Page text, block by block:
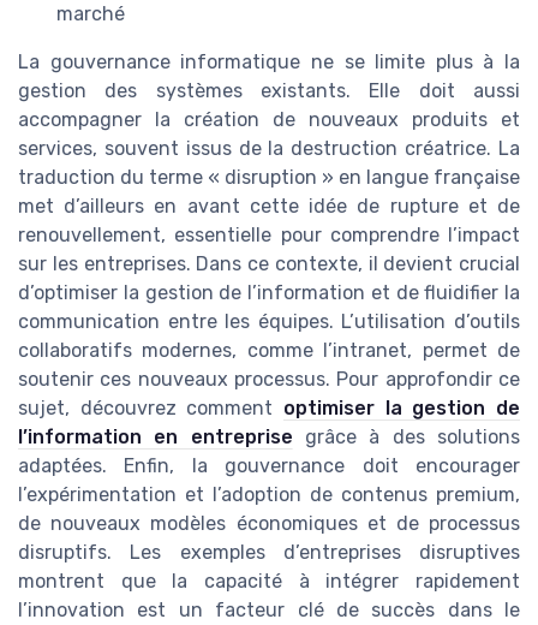
marché
La gouvernance informatique ne se limite plus à la
gestion des systèmes existants. Elle doit aussi
accompagner la création de nouveaux produits et
services, souvent issus de la destruction créatrice. La
traduction du terme « disruption » en langue française
met d’ailleurs en avant cette idée de rupture et de
renouvellement, essentielle pour comprendre l’impact
sur les entreprises. Dans ce contexte, il devient crucial
d’optimiser la gestion de l’information et de fluidifier la
communication entre les équipes. L’utilisation d’outils
collaboratifs modernes, comme l’intranet, permet de
soutenir ces nouveaux processus. Pour approfondir ce
sujet, découvrez comment optimiser la gestion de
l’information en entreprise grâce à des solutions
adaptées. Enfin, la gouvernance doit encourager
l’expérimentation et l’adoption de contenus premium,
de nouveaux modèles économiques et de processus
disruptifs. Les exemples d’entreprises disruptives
montrent que la capacité à intégrer rapidement
l’innovation est un facteur clé de succès dans le